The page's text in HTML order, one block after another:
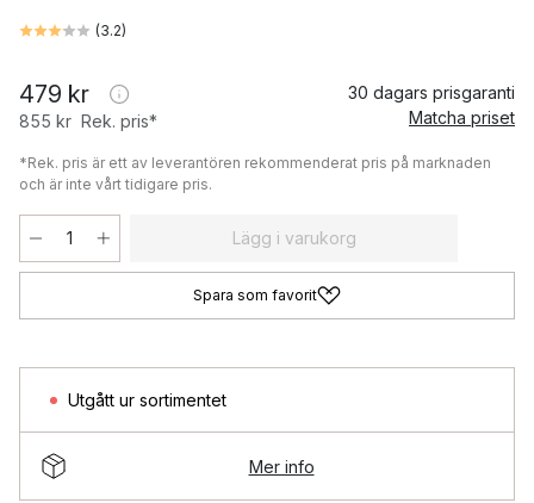
(3.2)
479 kr
855 kr Rek. pris*
30 dagars prisgaranti
Matcha priset
*Rek. pris är ett av leverantören rekommenderat pris på marknaden
och är inte vårt tidigare pris.
Lägg i varukorg
Spara som favorit
Utgått ur sortimentet
Mer info